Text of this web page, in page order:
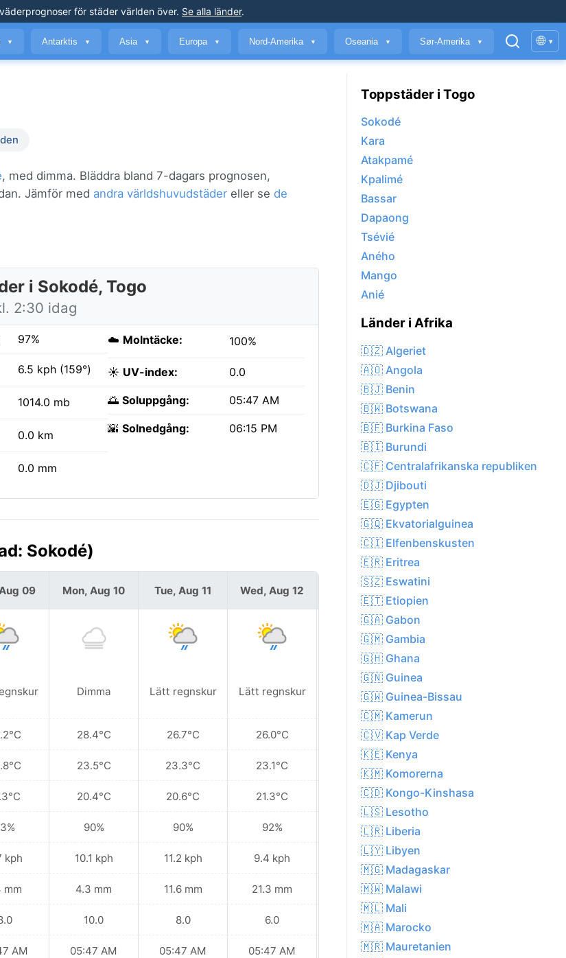
för städer världen över. Se alla länder.
▼ Antarktis ▼ Asia ▼ Europa ▼ Nord-Amerika ▼ Oseania ▼ Sør-Amerika ▼ 🌐 ▾
, med dimma. Bläddra bland 7-dagars prognosen,
Jämför med andra världshuvudstäder eller se de
i Sokodé, Togo
2:30 idag
97%
6.5 kph (159°)
1014.0 mb
0.0 km
0.0 mm
☁️ Molntäcke: 100%
☀️ UV-index: 0.0
🌅 Soluppgång: 05:47 AM
🌇 Solnedgång: 06:15 PM
Sokodé)
09
kph
mm
AM
Mon, Aug 10
Dimma
28.4°C
23.5°C
20.4°C
90%
10.1 kph
4.3 mm
10.0
05:47 AM
Tue, Aug 11
Lätt regnskur
26.7°C
23.3°C
20.6°C
90%
11.2 kph
11.6 mm
8.0
05:47 AM
Wed, Aug 12
Lätt regnskur
26.0°C
23.1°C
21.3°C
92%
9.4 kph
21.3 mm
6.0
05:47 AM
Thu, Aug 13
Lätt regnskur
25.7°C
23.1°C
21.4°C
92%
8.6 kph
22.0 mm
6.0
05:47 AM
Toppstäder i Togo
Sokodé
Kara
Atakpamé
Kpalimé
Bassar
Dapaong
Tsévié
Aného
Mango
Anié
Länder i Afrika
🇩🇿 Algeriet
🇦🇴 Angola
🇧🇯 Benin
🇧🇼 Botswana
🇧🇫 Burkina Faso
🇧🇮 Burundi
🇨🇫 Centralafrikanska republiken
🇩🇯 Djibouti
🇪🇬 Egypten
🇬🇶 Ekvatorialguinea
🇨🇮 Elfenbenskusten
🇪🇷 Eritrea
🇸🇿 Eswatini
🇪🇹 Etiopien
🇬🇦 Gabon
🇬🇲 Gambia
🇬🇭 Ghana
🇬🇳 Guinea
🇬🇼 Guinea-Bissau
🇨🇲 Kamerun
🇨🇻 Kap Verde
🇰🇪 Kenya
🇰🇲 Komorerna
🇨🇩 Kongo-Kinshasa
🇱🇸 Lesotho
🇱🇷 Liberia
🇱🇾 Libyen
🇲🇬 Madagaskar
🇲🇼 Malawi
🇲🇱 Mali
🇲🇦 Marocko
🇲🇷 Mauretanien